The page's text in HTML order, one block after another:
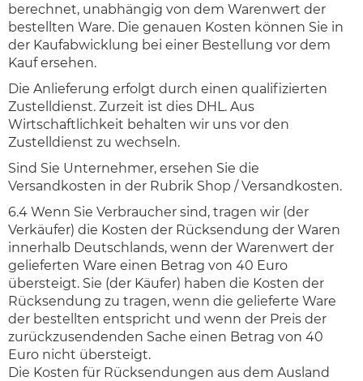
berechnet, unabhängig von dem Warenwert der
bestellten Ware. Die genauen Kosten können Sie in
der Kaufabwicklung bei einer Bestellung vor dem
Kauf ersehen.
Die Anlieferung erfolgt durch einen qualifizierten
Zustelldienst. Zurzeit ist dies DHL. Aus
Wirtschaftlichkeit behalten wir uns vor den
Zustelldienst zu wechseln.
Sind Sie Unternehmer, ersehen Sie die
Versandkosten in der Rubrik Shop / Versandkosten.
6.4 Wenn Sie Verbraucher sind, tragen wir (der
Verkäufer) die Kosten der Rücksendung der Waren
innerhalb Deutschlands, wenn der Warenwert der
gelieferten Ware einen Betrag von 40 Euro
übersteigt. Sie (der Käufer) haben die Kosten der
Rücksendung zu tragen, wenn die gelieferte Ware
der bestellten entspricht und wenn der Preis der
zurückzusendenden Sache einen Betrag von 40
Euro nicht übersteigt.
Die Kosten für Rücksendungen aus dem Ausland